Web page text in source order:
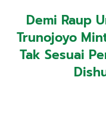
Demi Raup
Trunojoyo
Tak Sesuai